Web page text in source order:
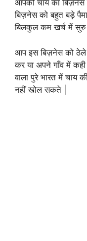
आपको चाय का बिज़नेस
बिज़नेस को बहुत बड़े
बिलकुल कम खर्च में
आप इस बिज़नेस को ठेले
कर या अपने गाँव में
वाला पुरे भारत में चाय
नहीं खोल सकते |